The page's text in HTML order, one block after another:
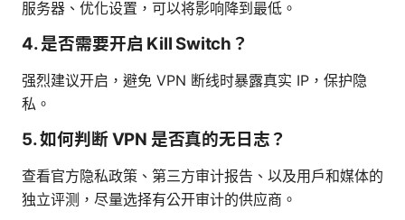
服务器、优化设置，可以将影响降到最低。
4. 是否需要开启 Kill Switch？
强烈建议开启，避免 VPN 断线时暴露真实 IP，保护隐
私。
5. 如何判断 VPN 是否真的无日志？
查看官方隐私政策、第三方审计报告、以及用户和媒体的
独立评测，尽量选择有公开审计的供应商。